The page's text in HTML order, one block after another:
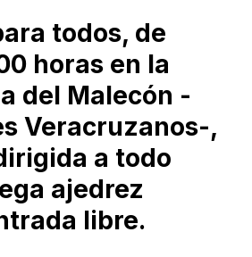
todos, de
horas en la
del Malecón -
Veracruzanos-,
a todo
ajedrez
libre.